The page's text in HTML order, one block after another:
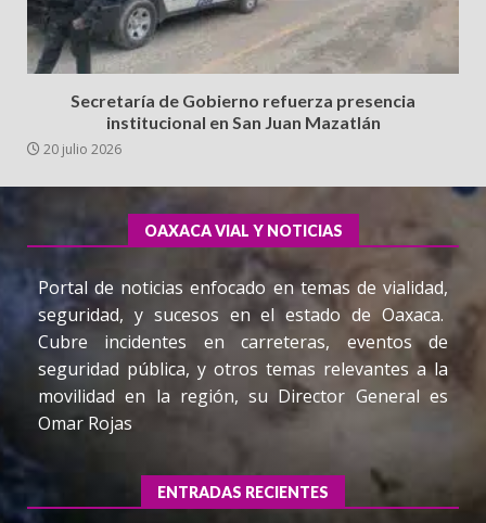
Secretaría de Gobierno refuerza presencia
institucional en San Juan Mazatlán
20 julio 2026
OAXACA VIAL Y NOTICIAS
Portal de noticias enfocado en temas de vialidad,
seguridad, y sucesos en el estado de Oaxaca.
Cubre incidentes en carreteras, eventos de
seguridad pública, y otros temas relevantes a la
movilidad en la región, su Director General es
Omar Rojas
ENTRADAS RECIENTES